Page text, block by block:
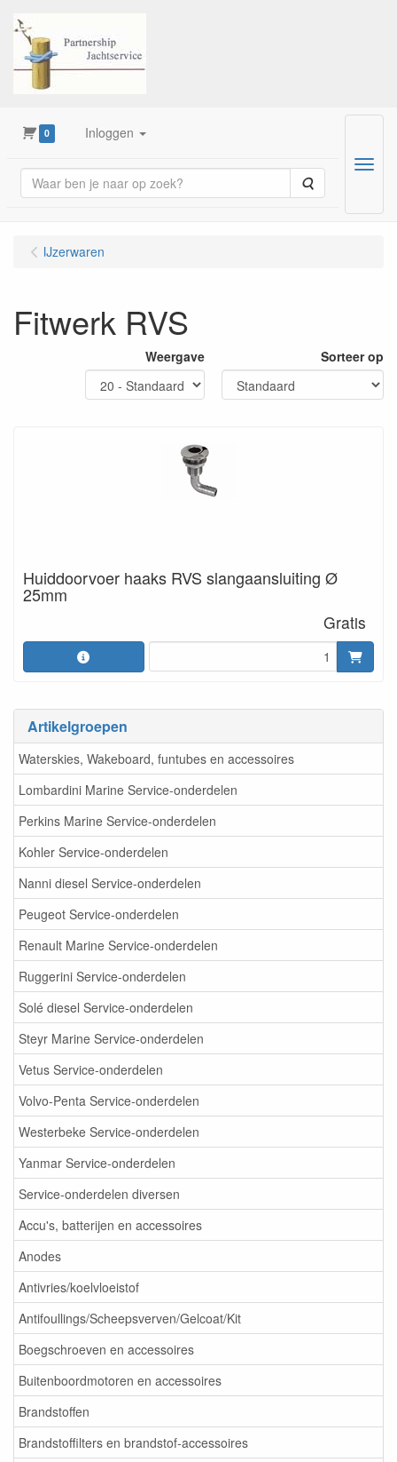
0 Inloggen
Zoeken
Menu
Artikelgroepen
Waterskies, Wakeboard, funtubes en accessoires
Lombardini Marine Service-onderdelen
Perkins Marine Service-onderdelen
Kohler Service-onderdelen
Nanni diesel Service-onderdelen
Peugeot Service-onderdelen
Renault Marine Service-onderdelen
Ruggerini Service-onderdelen
Solé diesel Service-onderdelen
Steyr Marine Service-onderdelen
Vetus Service-onderdelen
Volvo-Penta Service-onderdelen
Westerbeke Service-onderdelen
Yanmar Service-onderdelen
Service-onderdelen diversen
Accu's, batterijen en accessoires
Anodes
Antivries/koelvloeistof
Antifoullings/Scheepsverven/Gelcoat/Kit
Boegschroeven en accessoires
Buitenboordmotoren en accessoires
Brandstoffen
Brandstoffilters en brandstof-accessoires
IJzerwaren
Fitwerk RVS
Weergave Sorteer op
Huiddoorvoer haaks RVS slangaansluiting Ø
25mm
Gratis